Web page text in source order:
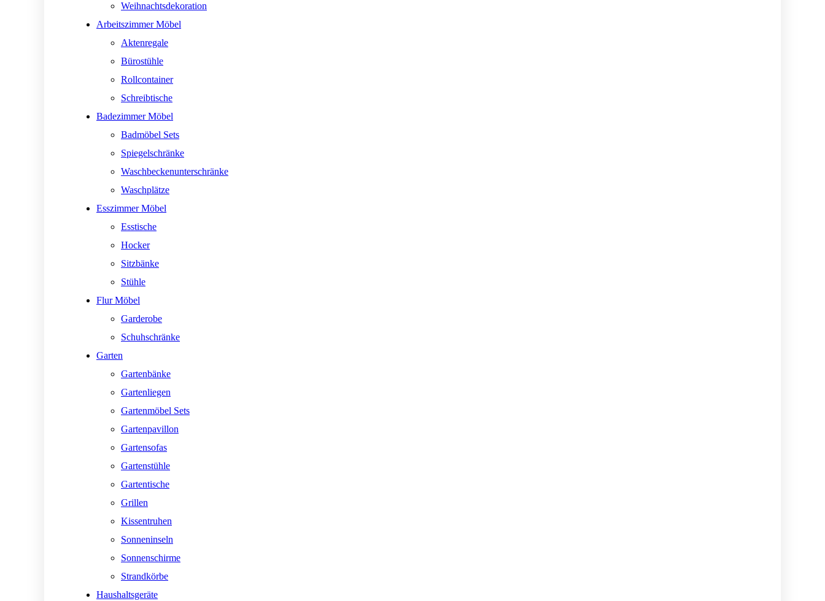
Weihnachtsdekoration
Arbeitszimmer Möbel
Aktenregale
Bürostühle
Rollcontainer
Schreibtische
Badezimmer Möbel
Badmöbel Sets
Spiegelschränke
Waschbeckenunterschränke
Waschplätze
Esszimmer Möbel
Esstische
Hocker
Sitzbänke
Stühle
Flur Möbel
Garderobe
Schuhschränke
Garten
Gartenbänke
Gartenliegen
Gartenmöbel Sets
Gartenpavillon
Gartensofas
Gartenstühle
Gartentische
Grillen
Kissentruhen
Sonneninseln
Sonnenschirme
Strandkörbe
Haushaltsgeräte